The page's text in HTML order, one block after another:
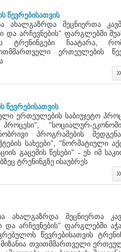
საერთო
ტრენინგი
წარმოების
პრაქტიკა, HACCP-
სისტემების
მაჟორიტარობის
კანდიდატები
ამომრჩევლის
წევრებისათვის
ახალგაზრდა მეცნიერთა
და არჩევნების" ფარგლებში
ტრენინგები ჩაატარა,
ერთეულების
წევრებისათვის
ერთეულების საბიუჯეტო
"სოციალურ-
პროგრამების
სახეები", "ნორმატიული
გაცემის წესები" - ეს იმ
ტრენინგზე ისაუბრეს
ახალგაზრდა მეცნიერთა
არჩევნების" ფარგლებში
წევრებისათვის
თვითმმართველი